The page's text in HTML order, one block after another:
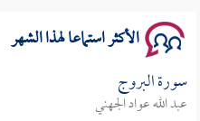
الأكثر استماعا لهذا الشهر
سورة البروج
عبد الله عواد الجهني